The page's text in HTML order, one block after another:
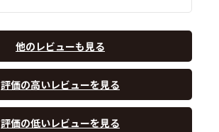
他のレビューも見る
評価の高いレビューを見る
評価の低いレビューを見る